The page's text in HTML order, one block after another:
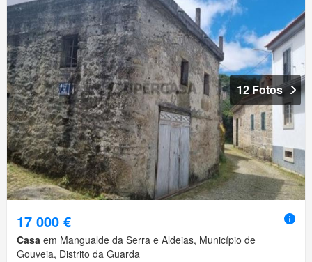
12 Fotos
17 000 €
Casa em Mangualde da Serra e Aldeias, Município de
Gouveia, Distrito da Guarda